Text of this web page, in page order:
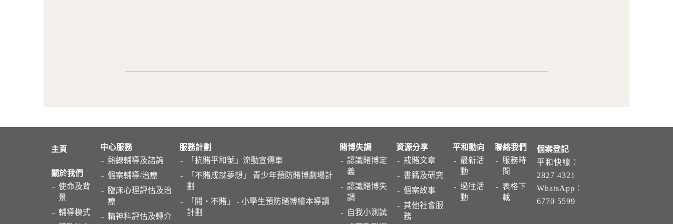
主頁
關於我們
使命及背
景
輔導模式
中心服務
熱線輔導及諮詢
個案輔導/治療
臨床心理評估及治
療
精神科評估及轉介
服務計劃
「抗賭平和號」流動宣傳車
「不賭成就夢想」 青少年預防賭博劇場計
劃
「閱・不賭」 - 小學生預防賭博繪本導讀
計劃
賭博失調
認識賭博定
義
認識賭博失
調
自我小測試
資源分享
戒賭文章
書籍及研究
個案故事
其他社會服
務
平和動向
最新活
動
過往活
動
聯絡我們
服務時
間
表格下
載
個案登記
平和快線：
2827 4321
WhatsApp：
6770 5599